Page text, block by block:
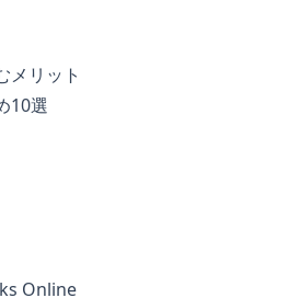
メリット
10選
Online